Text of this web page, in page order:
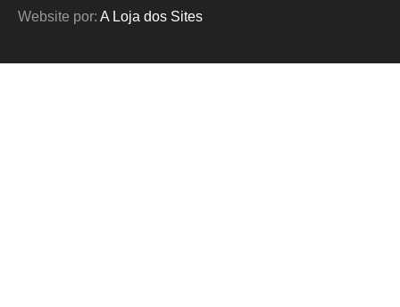
Website por: A Loja dos Sites